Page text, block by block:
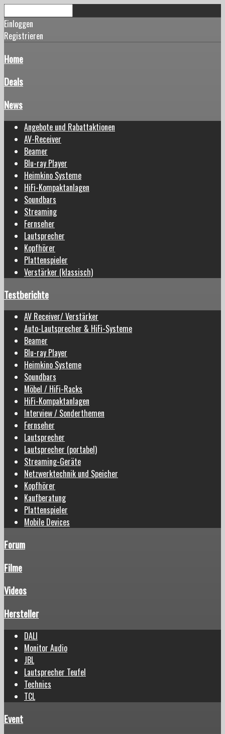
Einloggen
Registrieren
Home
Deals
News
Angebote und Rabattaktionen
AV-Receiver
Beamer
Blu-ray Player
Heimkino Systeme
HiFi-Kompaktanlagen
Soundbars
Streaming
Fernseher
Lautsprecher
Kopfhörer
Plattenspieler
Verstärker (klassisch)
Testberichte
AV Receiver/ Verstärker
Auto-Lautsprecher & HiFi-Systeme
Beamer
Blu-ray Player
Heimkino Systeme
Soundbars
Möbel / HiFi-Racks
HiFi-Kompaktanlagen
Interview / Sonderthemen
Fernseher
Lautsprecher
Lautsprecher (portabel)
Streaming-Geräte
Netzwerktechnik und Speicher
Kopfhörer
Kaufberatung
Plattenspieler
Mobile Devices
Forum
Filme
Videos
Hersteller
DALI
Monitor Audio
JBL
Lautsprecher Teufel
Technics
TCL
Event